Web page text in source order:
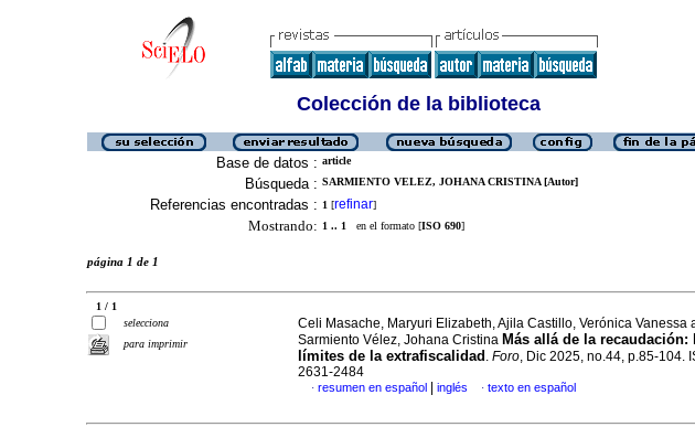
Colección de la biblioteca
Base de datos : article
Búsqueda : SARMIENTO VELEZ, JOHANA CRISTINA [Autor]
Referencias encontradas : 1 [refinar]
Mostrando: 1 .. 1 en el formato [ISO 690]
página 1 de 1
1 / 1
selecciona
para imprimir
Celi Masache, Maryuri Elizabeth, Ajila Castillo, Verónica Vanessa
Sarmiento Vélez, Johana Cristina Más allá de la recaudación:
límites de la extrafiscalidad . Foro, Dic 2025, no.44, p.85-104.
2631-2484
· resumen en español inglés · texto en español